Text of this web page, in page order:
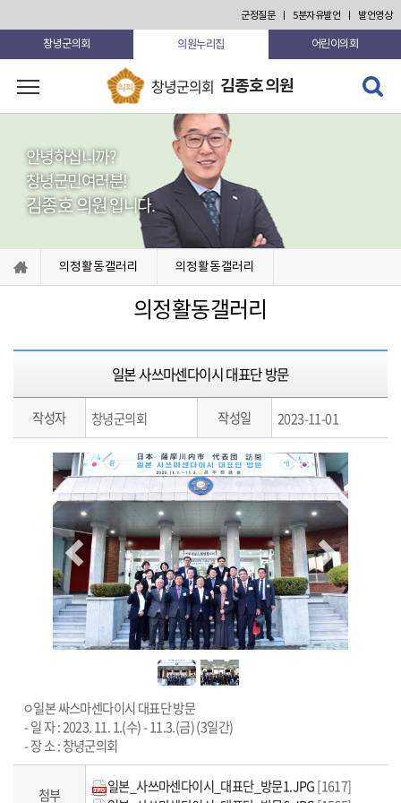
창녕군의회 의원누리집 어린이의회
군정질문 5분자유발언 발언영상
창녕군의회 김종호 의원
검색 열
고 닫기
안녕하십니까?
창녕군민여러분!
김종호 의원입니다.
의정활동갤러리 의정활동갤러리
의정활동갤러리
일본 사쓰마센다이시 대표단 방문
작성자 창녕군의회 작성일 2023-11-01
ㅇ일본 싸스마센다이시 대표단 방문
- 일 자 : 2023. 11. 1.(수) - 11.3.(금) (3일간)
- 장 소 : 창녕군의회
첨부 일본_사쓰마센다이시_대표단_방문1.JPG[1617]